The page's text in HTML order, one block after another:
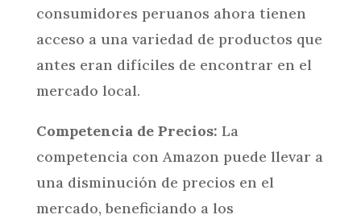
consumidores peruanos ahora tienen
acceso a una variedad de productos que
antes eran difíciles de encontrar en el
mercado local.
Competencia de Precios: La
competencia con Amazon puede llevar a
una disminución de precios en el
mercado, beneficiando a los